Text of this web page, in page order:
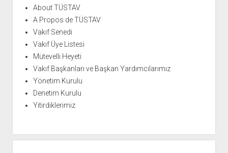
ATTF KİTAPLIĞI
GDF KİTAPLIĞI
About TÜSTAV
A Propos de TÜSTAV
Vakıf Senedi
Vakıf Üye Listesi
Mütevelli Heyeti
Vakıf Başkanları ve Başkan Yardımcılarımız
Yönetim Kurulu
Denetim Kurulu
Yitirdiklerimiz